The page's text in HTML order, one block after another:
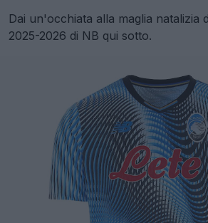
Dai un'occhiata alla maglia natalizia
2025-2026 di NB qui sotto.